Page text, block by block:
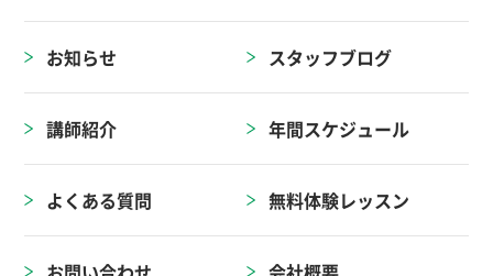
お知らせ スタッフブログ
講師紹介 年間スケジュール
よくある質問 無料体験レッスン